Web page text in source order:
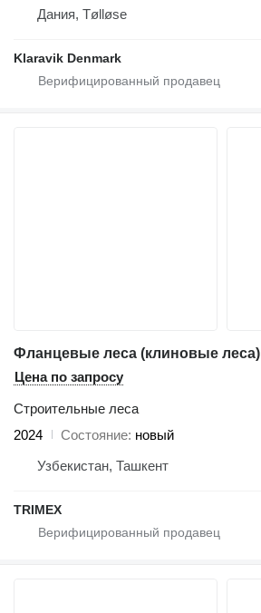
Дания, Tølløse
Klaravik Denmark
Фланцевые леса (клиновые леса)
Цена по запросу
Строительные леса
2024
Состояние новый
Узбекистан, Ташкент
TRIMEX